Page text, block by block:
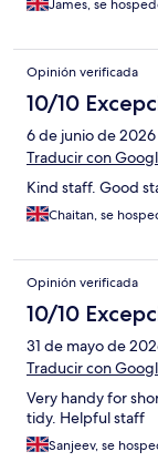
James, se
Opinión verificada
10/10
6 de junio de 2026
Traducir con
Kind staff. Good
Chaitan, se
Opinión verificada
10/10
31 de mayo de
Traducir con
Very handy for
tidy. Helpful staff
Sanjeev, se